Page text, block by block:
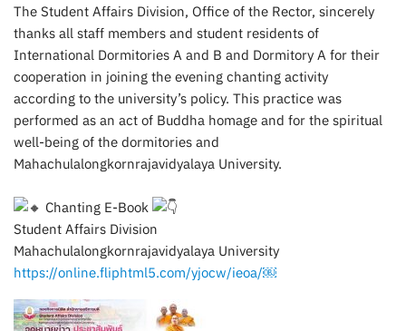
The Student Affairs Division, Office of the Rector, sincerely
thanks all staff members and student residents of
International Dormitories A and B and Dormitory A for their
cooperation in joining the evening chanting activity
according to the university’s policy. This practice was
performed as an act of Buddha homage and for the spiritual
well-being of the dormitories and
Mahachulalongkornrajavidyalaya University.
Chanting E-Book
Student Affairs Division
Mahachulalongkornrajavidyalaya University
https://online.fliphtml5.com/yjocw/ieoa/￼